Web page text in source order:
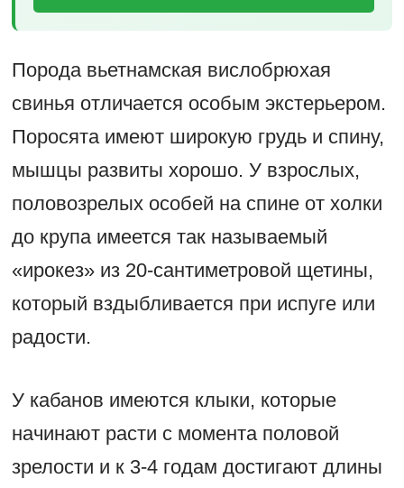
Порода вьетнамская вислобрюхая
свинья отличается особым экстерьером.
Поросята имеют широкую грудь и спину,
мышцы развиты хорошо. У взрослых,
половозрелых особей на спине от холки
до крупа имеется так называемый
«ирокез» из 20-сантиметровой щетины,
который вздыбливается при испуге или
радости.
У кабанов имеются клыки, которые
начинают расти с момента половой
зрелости и к 3-4 годам достигают длины